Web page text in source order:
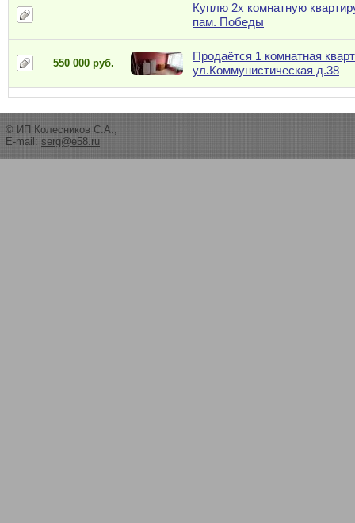
Куплю 2х комнатную
пам. Победы
550 000 руб.
Продаётся 1 комнатная
ул.Коммунистическая д.38
© ИП Колесников С.А.,
E-mail: serg@e58.ru